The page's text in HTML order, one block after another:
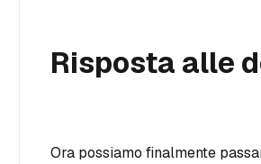
Risposta alle
Ora possiamo finalmente